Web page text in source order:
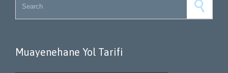
Muayenehane Yol Tarifi